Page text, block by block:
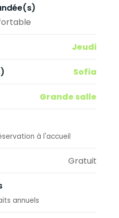
Jeudi
Sofia
Grande salle
à l'accueil
Gratuit
annuels